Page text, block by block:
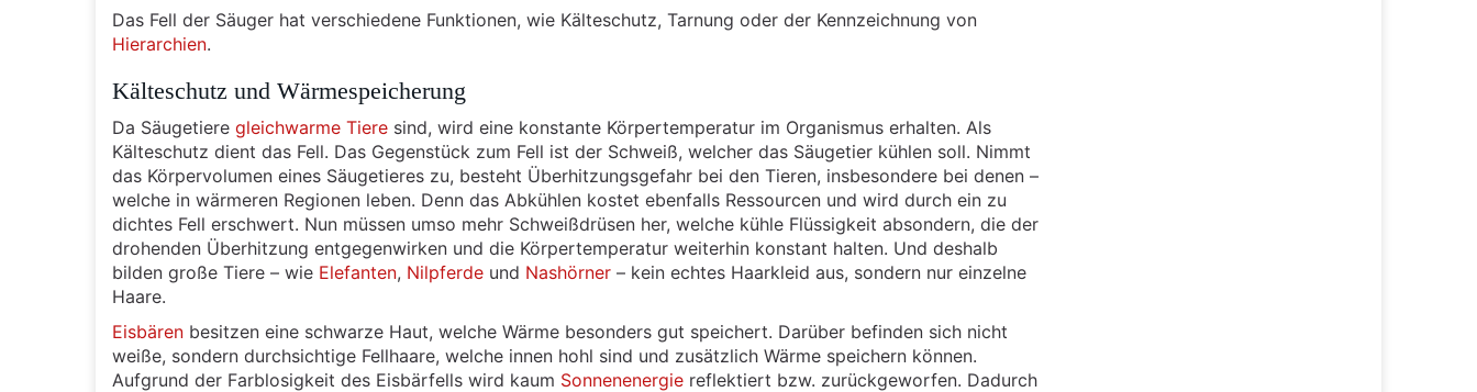
Das Fell der Säuger hat verschiedene Funktionen, wie Kälteschutz, Tarnung oder der Kennzeichnung von
Hierarchien.
Kälteschutz und Wärmespeicherung
Da Säugetiere gleichwarme Tiere sind, wird eine konstante Körpertemperatur im Organismus erhalten. Als
Kälteschutz dient das Fell. Das Gegenstück zum Fell ist der Schweiß, welcher das Säugetier kühlen soll. Nimmt
das Körpervolumen eines Säugetieres zu, besteht Überhitzungsgefahr bei den Tieren, insbesondere bei denen –
welche in wärmeren Regionen leben. Denn das Abkühlen kostet ebenfalls Ressourcen und wird durch ein zu
dichtes Fell erschwert. Nun müssen umso mehr Schweißdrüsen her, welche kühle Flüssigkeit absondern, die der
drohenden Überhitzung entgegenwirken und die Körpertemperatur weiterhin konstant halten. Und deshalb
bilden große Tiere – wie Elefanten, Nilpferde und Nashörner – kein echtes Haarkleid aus, sondern nur einzelne
Haare.
Eisbären besitzen eine schwarze Haut, welche Wärme besonders gut speichert. Darüber befinden sich nicht
weiße, sondern durchsichtige Fellhaare, welche innen hohl sind und zusätzlich Wärme speichern können.
Aufgrund der Farblosigkeit des Eisbärfells wird kaum Sonnenenergie reflektiert bzw. zurückgeworfen. Dadurch